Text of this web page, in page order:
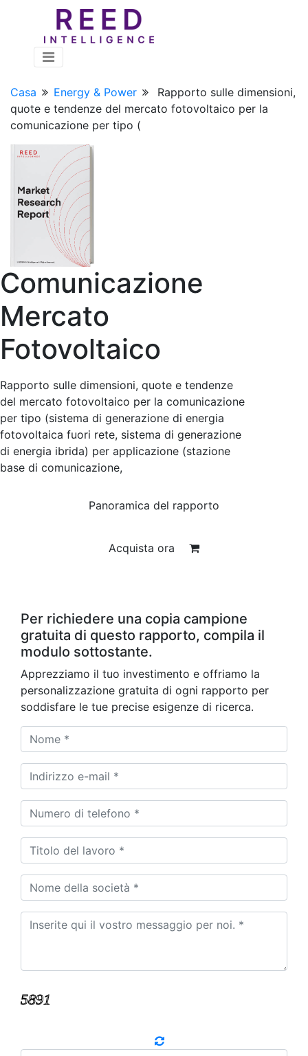
Casa Energy & Power
Rapporto sulle dimensioni,
quote e tendenze del mercato fotovoltaico per la
comunicazione per tipo (
Comunicazione
Mercato
Fotovoltaico
Rapporto sulle dimensioni, quote e tendenze
del mercato fotovoltaico per la comunicazione
per tipo (sistema di generazione di energia
fotovoltaica fuori rete, sistema di generazione
di energia ibrida) per applicazione (stazione
base di comunicazione,
Panoramica del rapporto
Acquista ora
Per richiedere una copia campione
gratuita di questo rapporto, compila il
modulo sottostante.
Apprezziamo il tuo investimento e offriamo la
personalizzazione gratuita di ogni rapporto per
soddisfare le tue precise esigenze di ricerca.